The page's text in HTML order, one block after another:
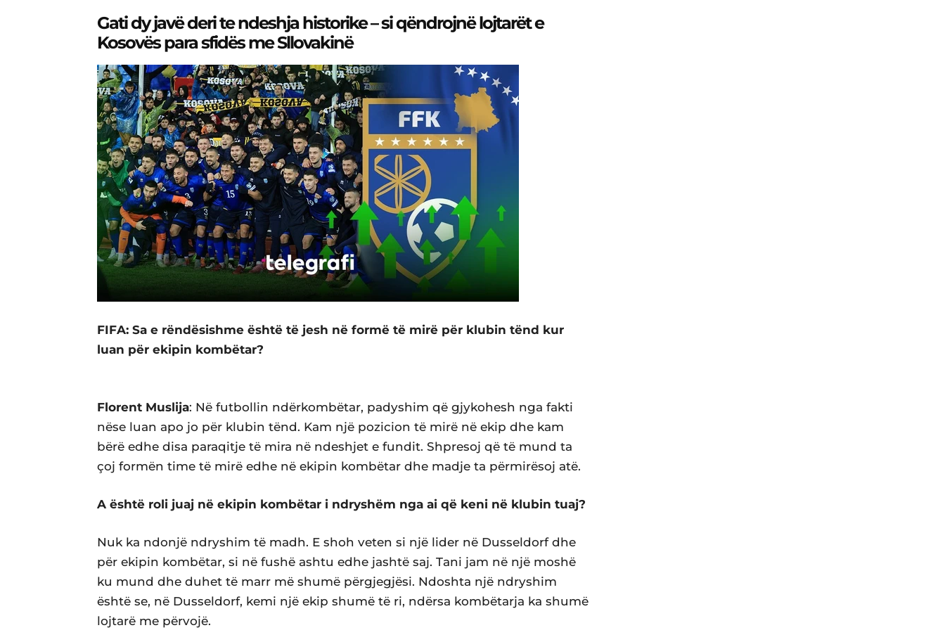
Gati dy javë deri te ndeshja historike – si qëndrojnë lojtarët e
Kosovës para sfidës me Sllovakinë
FIFA: Sa e rëndësishme është të jesh në formë të mirë për klubin tënd kur
luan për ekipin kombëtar?
Florent Muslija: Në futbollin ndërkombëtar, padyshim që gjykohesh nga fakti
nëse luan apo jo për klubin tënd. Kam një pozicion të mirë në ekip dhe kam
bërë edhe disa paraqitje të mira në ndeshjet e fundit. Shpresoj që të mund ta
çoj formën time të mirë edhe në ekipin kombëtar dhe madje ta përmirësoj atë.
A është roli juaj në ekipin kombëtar i ndryshëm nga ai që keni në klubin tuaj?
Nuk ka ndonjë ndryshim të madh. E shoh veten si një lider në Dusseldorf dhe
për ekipin kombëtar, si në fushë ashtu edhe jashtë saj. Tani jam në një moshë
ku mund dhe duhet të marr më shumë përgjegjësi. Ndoshta një ndryshim
është se, në Dusseldorf, kemi një ekip shumë të ri, ndërsa kombëtarja ka shumë
lojtarë me përvojë.